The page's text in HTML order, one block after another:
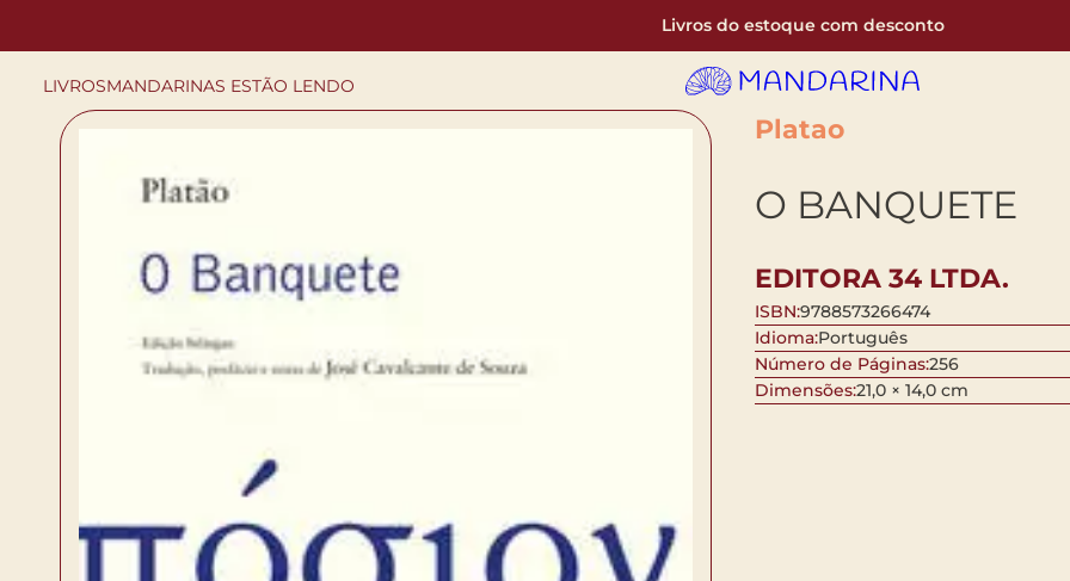
Livros do estoque com desconto
LIVROSMANDARINAS ESTÃO LENDO
Platao
O BANQUETE
EDITORA 34 LTDA.
ISBN:9788573266474
Idioma:Português
Número de Páginas:256
Dimensões:21,0 × 14,0 cm